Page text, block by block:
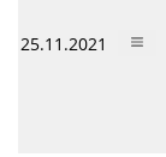
25.11.2021